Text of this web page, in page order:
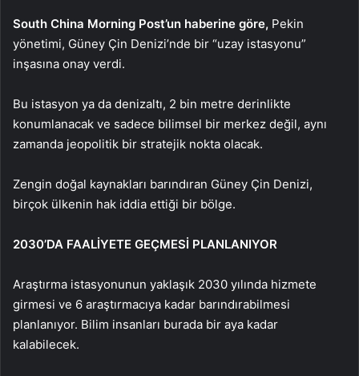
South China Morning Post’un haberine göre, Pekin
yönetimi, Güney Çin Denizi’nde bir “uzay istasyonu”
inşasına onay verdi.
Bu istasyon ya da denizaltı, 2 bin metre derinlikte
konumlanacak ve sadece bilimsel bir merkez değil, aynı
zamanda jeopolitik bir stratejik nokta olacak.
Zengin doğal kaynakları barındıran Güney Çin Denizi,
birçok ülkenin hak iddia ettiği bir bölge.
2030’DA FAALİYETE GEÇMESİ PLANLANIYOR
Araştırma istasyonunun yaklaşık 2030 yılında hizmete
girmesi ve 6 araştırmacıya kadar barındırabilmesi
planlanıyor. Bilim insanları burada bir aya kadar
kalabilecek.